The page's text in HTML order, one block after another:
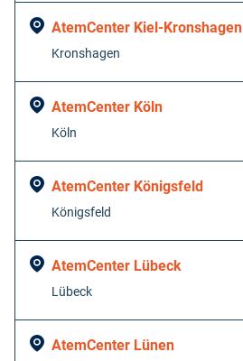
AtemCenter Kiel-Kronshagen
Kronshagen
AtemCenter Köln
Köln
AtemCenter Königsfeld
Königsfeld
AtemCenter Lübeck
Lübeck
AtemCenter Lünen